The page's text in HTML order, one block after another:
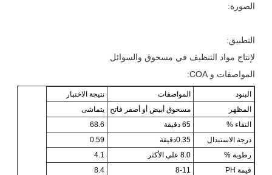
الصورة:
التطبيق:
لإنتاج مواد التنظيف في مسحوق والسوائل
المواصفات و COA:
البنود المواصفات
نتيجة الاختبار
المظهر
مسحوق أبيض أو أصفر فاتح
يتماشى
النقاء %
65 دقيقة
68.6
درجة الاستبدال
0.35دقيقة
0.59
رطوبة %
8.0 على الأكثر
4.1
قيمة PH
8-11
8.4